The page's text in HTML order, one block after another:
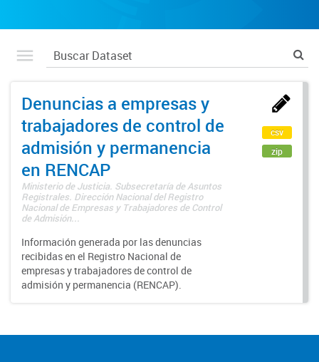
Denuncias a empresas y
trabajadores de control de
admisión y permanencia
en RENCAP
Ministerio de Justicia. Subsecretaría de Asuntos
Registrales. Dirección Nacional del Registro
Nacional de Empresas y Trabajadores de Control
de Admisión...
Información generada por las denuncias
recibidas en el Registro Nacional de
empresas y trabajadores de control de
admisión y permanencia (RENCAP).
csv
zip